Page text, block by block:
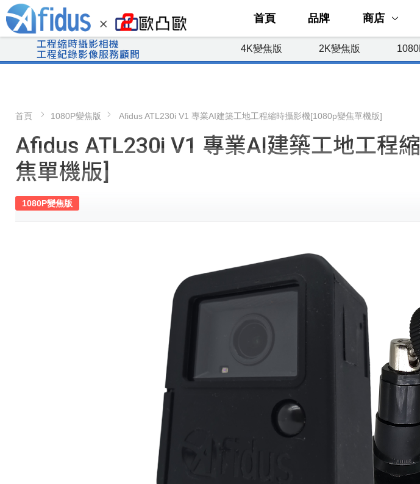
首頁 品牌 商店
工程縮時攝影相機
工程紀錄影像服務顧問
4K變焦版 2K變焦版
首頁 1080P變焦版 Afidus ATL230i V1 專業AI建築工地工程縮時攝影機[1080p變焦單機版]
Afidus ATL230i V1 專業AI建築工地工程
焦單機版]
1080P變焦版